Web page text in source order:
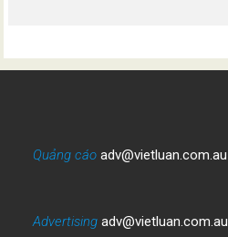
Quảng cáo adv@vietluan.com.au
Advertising adv@vietluan.com.au